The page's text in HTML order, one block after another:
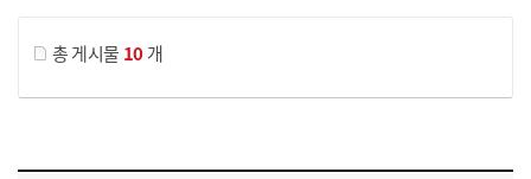
총 게시물 10개
교육신청 목록을 나타낸 표로 회차, 지역, 접수기간, 교육기간, 교육장소, 신청인원/모집인원, 상태로 나뉘어 설명합니다.